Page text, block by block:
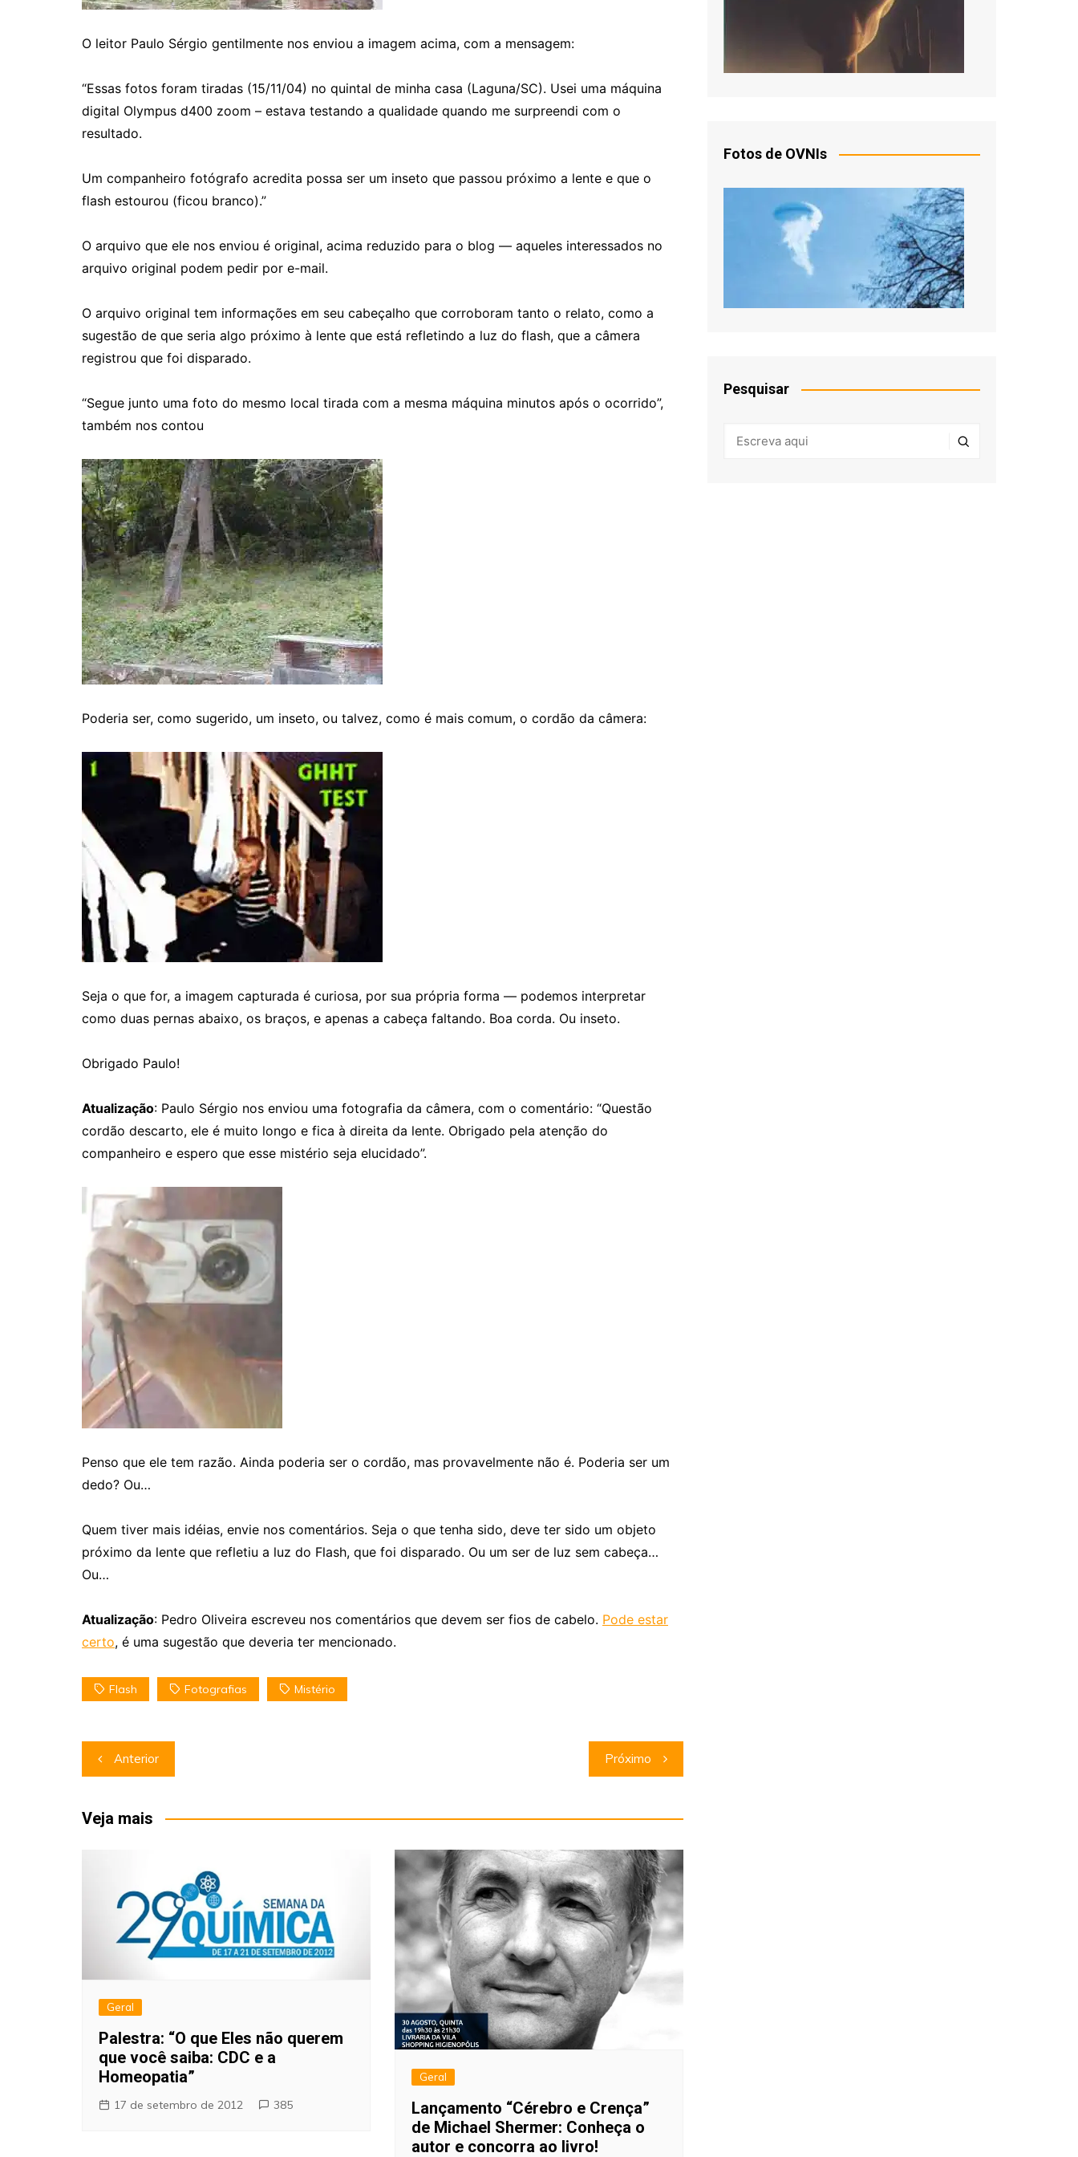
O leitor Paulo Sérgio gentilmente nos enviou a imagem acima, com a mensagem:
“Essas fotos foram tiradas (15/11/04) no quintal de minha casa (Laguna/SC). Usei uma máquina
digital Olympus d400 zoom – estava testando a qualidade quando me surpreendi com o
resultado.
Um companheiro fotógrafo acredita possa ser um inseto que passou próximo a lente e que o
flash estourou (ficou branco).”
O arquivo que ele nos enviou é original, acima reduzido para o blog — aqueles interessados no
arquivo original podem pedir por e-mail.
O arquivo original tem informações em seu cabeçalho que corroboram tanto o relato, como a
sugestão de que seria algo próximo à lente que está refletindo a luz do flash, que a câmera
registrou que foi disparado.
“Segue junto uma foto do mesmo local tirada com a mesma máquina minutos após o ocorrido”,
também nos contou
Poderia ser, como sugerido, um inseto, ou talvez, como é mais comum, o cordão da câmera:
Seja o que for, a imagem capturada é curiosa, por sua própria forma — podemos interpretar
como duas pernas abaixo, os braços, e apenas a cabeça faltando. Boa corda. Ou inseto.
Obrigado Paulo!
Atualização: Paulo Sérgio nos enviou uma fotografia da câmera, com o comentário: “Questão
cordão descarto, ele é muito longo e fica à direita da lente. Obrigado pela atenção do
companheiro e espero que esse mistério seja elucidado”.
Penso que ele tem razão. Ainda poderia ser o cordão, mas provavelmente não é. Poderia ser um
dedo? Ou…
Quem tiver mais idéias, envie nos comentários. Seja o que tenha sido, deve ter sido um objeto
próximo da lente que refletiu a luz do Flash, que foi disparado. Ou um ser de luz sem cabeça…
Ou…
Atualização: Pedro Oliveira escreveu nos comentários que devem ser fios de cabelo. Pode estar
certo, é uma sugestão que deveria ter mencionado.
Flash Fotografias Mistério
Navegação
de
Post
Anterior Próximo
Veja mais
Geral
Palestra: “O que Eles não querem
que você saiba: CDC e a
Homeopatia”
17 de setembro de 2012 385
Geral
Lançamento “Cérebro e Crença”
de Michael Shermer: Conheça o
autor e concorra ao livro!
Fotos de OVNIs
Pesquisar